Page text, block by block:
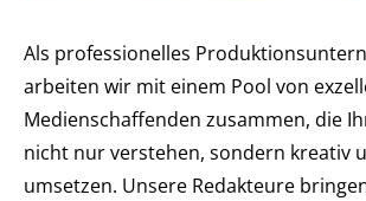
Als professionelles
arbeiten wir mit einem Pool von
Medienschaffenden zusammen, die
nicht nur verstehen, sondern kreativ
umsetzen. Unsere Redakteure